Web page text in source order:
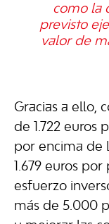
como la
previsto
valor de
Gracias a ello,
de 1.722 euros
por encima de
1.679 euros
esfuerzo
más de 5.000